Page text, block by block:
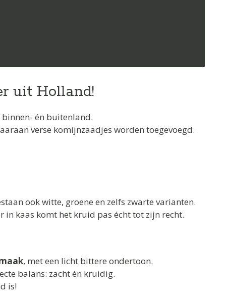
uit Holland!
én buitenland.
verse komijnzaadjes worden toegevoegd.
ook witte, groene en zelfs zwarte varianten.
in kaas komt het kruid pas écht tot zijn recht.
, met een licht bittere ondertoon.
balans: zacht én kruidig.
is!